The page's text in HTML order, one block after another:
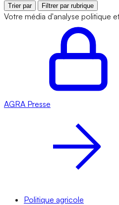
Trier par Filtrer par rubrique
Votre média d'analyse politique
AGRA Presse
Politique agricole